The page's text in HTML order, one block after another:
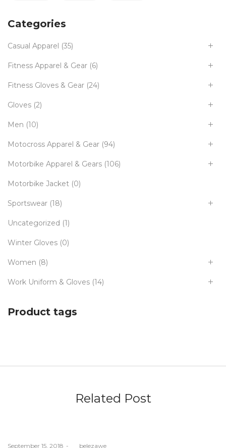
Categories
Casual Apparel (35)
Fitness Apparel & Gear (6)
Fitness Gloves & Gear (24)
Gloves (2)
Men (10)
Motocross Apparel & Gear (94)
Motorbike Apparel & Gears (106)
Motorbike Jacket (0)
Sportswear (18)
Uncategorized (1)
Winter Gloves (0)
Women (8)
Work Uniform & Gloves (14)
Product tags
Related Post
Posted
September 15, 2018 belezawe